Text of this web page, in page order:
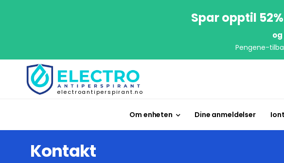
Spar opptil
Pengene-
electroantiperspirant.no
Om enheten Dine anmeldelser
Kontakt